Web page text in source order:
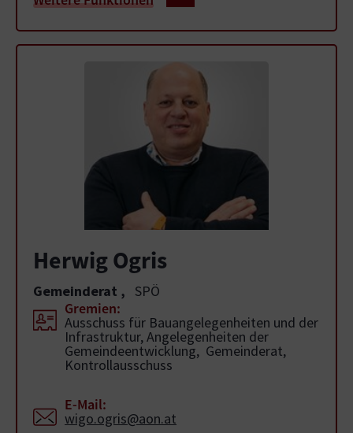
Herwig Ogris
Gemeinderat ,
SPÖ
Gremien:
Ausschuss für Bauangelegenheiten und der
Infrastruktur, Angelegenheiten der
Gemeindeentwicklung, Gemeinderat,
Kontrollausschuss
E-Mail:
wigo.ogris@aon.at